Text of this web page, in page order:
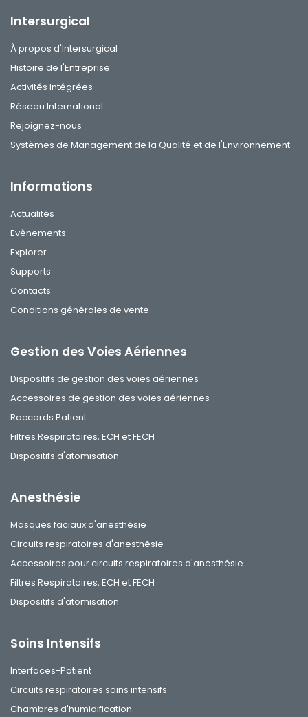
Intersurgical
À propos d'Intersurgical
Histoire de l'Entreprise
Activités Intégrées
Réseau International
Rejoignez-nous
Systèmes de Management de la Qualité et de l'Environnement
Informations
Actualités
Evènements
Explorer
Supports
Contacts
Conditions générales de vente
Gestion des Voies Aériennes
Dispositifs de gestion des voies aériennes
Accessoires de gestion des voies aériennes
Raccords Patient
Filtres Respiratoires, ECH et FECH
Dispositifs d'atomisation
Anesthésie
Masques faciaux d'anesthésie
Circuits respiratoires d'anesthésie
Accessoires pour circuits respiratoires d'anesthésie
Filtres Respiratoires, ECH et FECH
Dispositifs d'atomisation
Soins Intensifs
Interfaces-Patient
Circuits respiratoires soins intensifs
Chambres d'humidification